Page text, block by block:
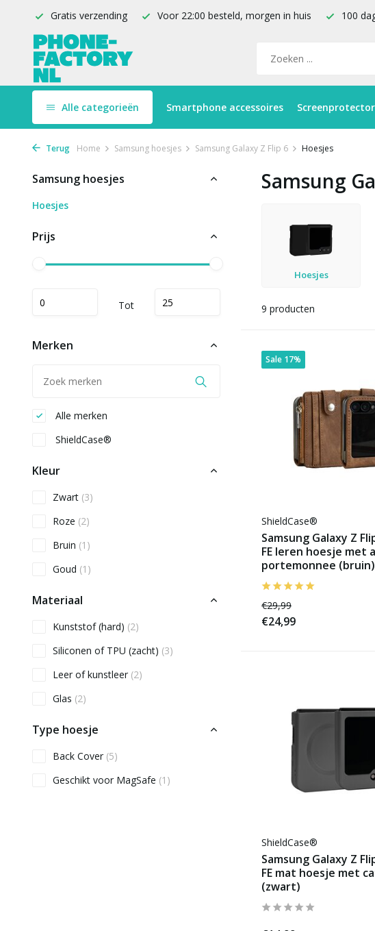
Gratis verzending Voor 22:00 besteld, morgen in huis 100
Alle categorieën Smartphone accessoires
Terug Home Samsung hoesjes Samsung Galaxy Z Flip 6 Hoesjes
Samsung hoesjes
Hoesjes
Prijs
Tot
Merken
Alle merken
ShieldCase®
Kleur
Zwart (3)
Roze (2)
Bruin (1)
Goud (1)
Materiaal
Kunststof (hard) (2)
Siliconen of TPU (zacht) (3)
Leer of kunstleer (2)
Glas (2)
Type hoesje
Back Cover (5)
Geschikt voor MagSafe (1)
Samsung
Hoesjes
9 producten
Sale 17%
ShieldCase®
Samsung Galaxy Z
FE leren hoesje met
portemonnee (bruin)
€29,99
€24,99
ShieldCase®
Samsung Galaxy Z
FE mat hoesje met
(zwart)